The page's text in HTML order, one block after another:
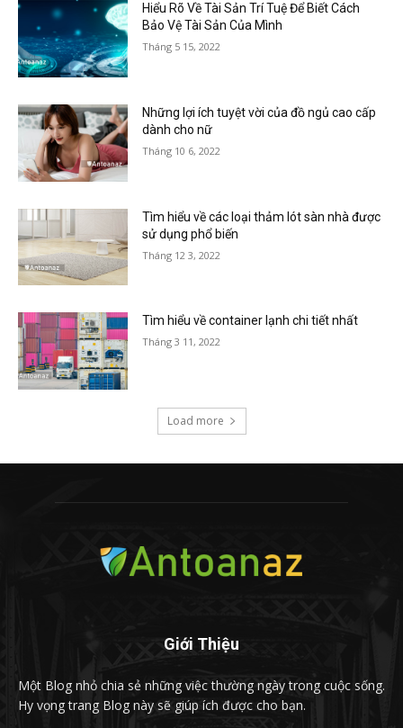
Hiểu Rõ Về Tài Sản Trí Tuệ Để Biết Cách
Bảo Vệ Tài Sản Của Mình
Tháng 5 15, 2022
Những lợi ích tuyệt vời của đồ ngủ cao cấp
dành cho nữ
Tháng 10 6, 2022
Tìm hiểu về các loại thảm lót sàn nhà được
sử dụng phổ biến
Tháng 12 3, 2022
Tìm hiểu về container lạnh chi tiết nhất
Tháng 3 11, 2022
Load more
Giới Thiệu
Một Blog nhỏ chia sẻ những việc thường ngày trong cuộc sống.
Hy vọng trang Blog này sẽ giúp ích được cho bạn.